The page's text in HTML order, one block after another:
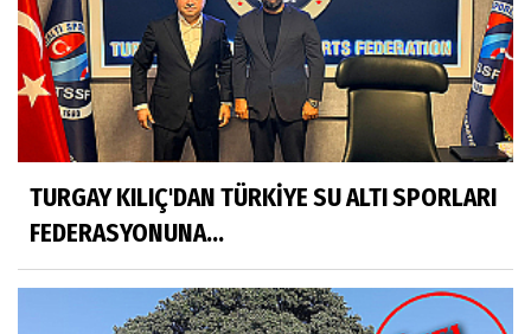
TURGAY KILIÇ'DAN TÜRKİYE SU ALTI SPORLARI
FEDERASYONUNA...